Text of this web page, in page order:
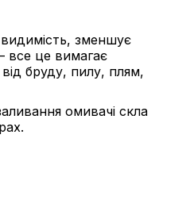
зменшує
все це вимагає
бруду, пилу, плям,
омивачі скла